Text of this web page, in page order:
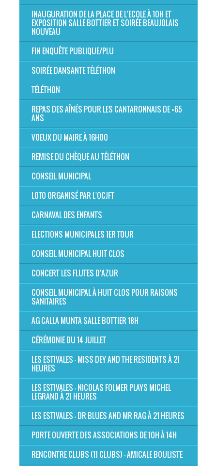
INAUGURATION DE LA PLACE DE L'ECOLE À 10H ET
EXPOSITION SALLE BOTTIER ET SOIRÉE BEAUJOLAIS
NOUVEAU
FIN ENQUÊTE PUBLIQUE/PLU
SOIRÉE DANSANTE TÉLÉTHON
TÉLÉTHON
REPAS DES AÎNÉS POUR LES CANTARONNAIS DE +65
ANS
VOEUX DU MAIRE À 16H00
REMISE DU CHÈQUE AU TÉLÉTHON
CONSEIL MUNICIPAL
LOTO ORGANISÉ PAR L'OCJFT
CARNAVAL DES ENFANTS
ELECTIONS MUNICIPALES 1ER TOUR
CONSEIL MUNICIPAL HUIT CLOS
CONCERT LES FLUTES D'AZUR
CONSEIL MUNICIPAL À HUIT CLOS POUR RAISONS
SANITAIRES
AG CALLA MUNTA SALLE BOTTIER 18H
CÉRÉMONIE DU 14 JUILLET
LES ESTIVALES - MISS DEY AND THE RESIDENTS À 21
HEURES
LES ESTIVALES - NICOLAS FOLMER PLAYS MICHEL
LEGRAND À 21 HEURES
LES ESTIVALES - DR BLUES AND MR RAG À 21 HEURES
PORTE OUVERTE DES ASSOCIATIONS DE 10H À 14H
RENCONTRE CLUBS (11 CLUBS) - AMICALE BOULISTE